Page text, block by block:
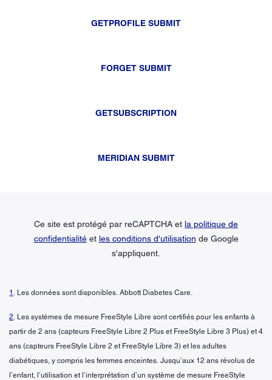
GETPROFILE SUBMIT
FORGET SUBMIT
GETSUBSCRIPTION
MERIDIAN SUBMIT
Ce site est protégé par reCAPTCHA et la politique de
confidentialitéet les conditions d'utilisation de Google
s'appliquent.
1 . Les données sont disponibles. Abbott Diabetes Care.
2. Les systèmes de mesure FreeStyle Libre sont certifiés pour les enfants à
partir de 2 ans (capteurs FreeStyle Libre 2 Plus et FreeStyle Libre 3 Plus) et 4
ans (capteurs FreeStyle Libre 2 et FreeStyle Libre 3) et les adultes
diabétiques, y compris les femmes enceintes. Jusqu’aux 12 ans révolus de
l’enfant, l’utilisation et l’interprétation d’un système de mesure FreeStyle